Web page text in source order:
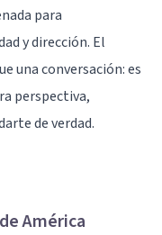
para
y dirección. El
una conversación: es
perspectiva,
de verdad.
América